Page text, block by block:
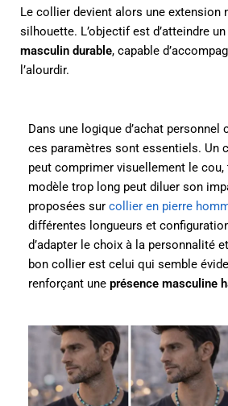
Le collier devient alors une extension
silhouette. L’objectif est d’atteindre un
masculin durable, capable
l’alourdir.
Dans une logique d’achat personnel
ces paramètres sont essentiels. Un
peut comprimer visuellement le cou,
modèle trop long peut diluer son
proposées sur collier en pierre
différentes longueurs et
d’adapter le choix à la personnalité
bon collier est celui qui semble
renforçant une présence masculine